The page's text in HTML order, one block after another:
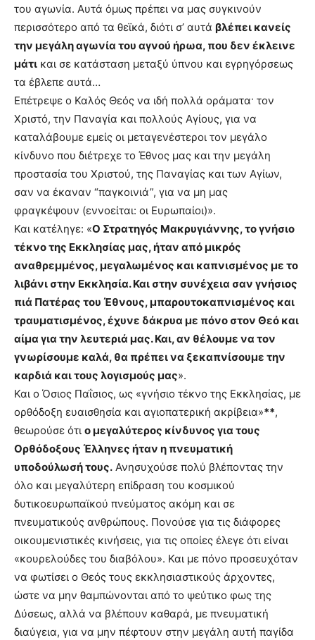
του αγωνία. Αυτά όμως πρέπει να μας συγκινούν
περισσότερο από τα θεϊκά, διότι σ’ αυτά βλέπει κανείς
την μεγάλη αγωνία του αγνού ήρωα, που δεν έκλεινε
μάτι και σε κατάσταση μεταξύ ύπνου και εγρηγόρσεως
τα έβλεπε αυτά…
Επέτρεψε ο Καλός Θεός να ιδή πολλά οράματα· τον
Χριστό, την Παναγία και πολλούς Αγίους, για να
καταλάβουμε εμείς οι μεταγενέστεροι τον μεγάλο
κίνδυνο που διέτρεχε το Έθνος μας και την μεγάλη
προστασία του Χριστού, της Παναγίας και των Αγίων,
σαν να έκαναν “παγκοινιά”, για να μη μας
φραγκέψουν (εννοείται: οι Ευρωπαίοι)».
Και κατέληγε: «Ο Στρατηγός Μακρυγιάννης, το γνήσιο
τέκνο της Εκκλησίας μας, ήταν από μικρός
αναθρεμμένος, μεγαλωμένος και καπνισμένος με το
λιβάνι στην Εκκλησία. Και στην συνέχεια σαν γνήσιος
πιά Πατέρας του Έθνους, μπαρουτοκαπνισμένος και
τραυματισμένος, έχυνε δάκρυα με πόνο στον Θεό και
αίμα για την λευτεριά μας. Και, αν θέλουμε να τον
γνωρίσουμε καλά, θα πρέπει να ξεκαπνίσουμε την
καρδιά και τους λογισμούς μας».
Και ο Όσιος Παΐσιος, ως «γνήσιο τέκνο της Εκκλησίας, με
ορθόδοξη ευαισθησία και αγιοπατερική ακρίβεια»**,
θεωρούσε ότι ο μεγαλύτερος κίνδυνος για τους
Ορθόδοξους Έλληνες ήταν η πνευματική
υποδούλωσή τους. Ανησυχούσε πολύ βλέποντας την
όλο και μεγαλύτερη επίδραση του κοσμικού
δυτικοευρωπαϊκού πνεύματος ακόμη και σε
πνευματικούς ανθρώπους. Πονούσε για τις διάφορες
οικουμενιστικές κινήσεις, για τις οποίες έλεγε ότι είναι
«κουρελούδες του διαβόλου». Και με πόνο προσευχόταν
να φωτίσει ο Θεός τους εκκλησιαστικούς άρχοντες,
ώστε να μην θαμπώνονται από το ψεύτικο φως της
Δύσεως, αλλά να βλέπουν καθαρά, με πνευματική
διαύγεια, για να μην πέφτουν στην μεγάλη αυτή παγίδα